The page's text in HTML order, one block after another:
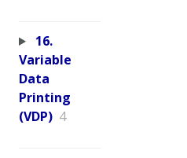
16.
Variable
Data
Printing
(VDP) 4